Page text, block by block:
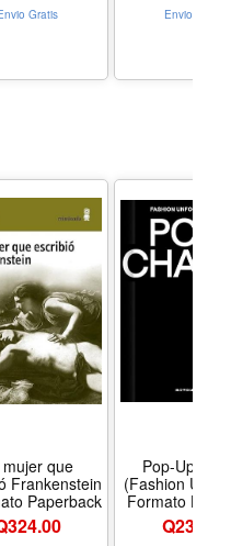
Gratis Envio Gratis
mujer que
Frankenstein
Paperback
324.00
Pop-Up
(Fashion
Formato
Q239.00